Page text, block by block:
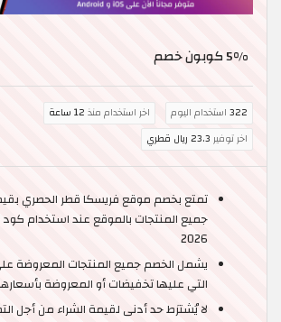
5% كوبون خصم
322 استخدام اليوم اخر استخدام منذ 12 ساعة
اخر توفير 23.3 ريال قطري
جميع المنتجات بالموقع عند استخدام
2026
يشمل الخصم جميع المنتجات المعروضة
التي عليها تخفيضات أو المعروضة
لا يُشترَط حد أدنى لقيمة الشراء من أجل